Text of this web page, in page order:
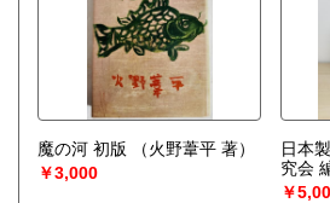
魔の河 初版
（火野葦平 著）
￥3,000
日本
究会
￥